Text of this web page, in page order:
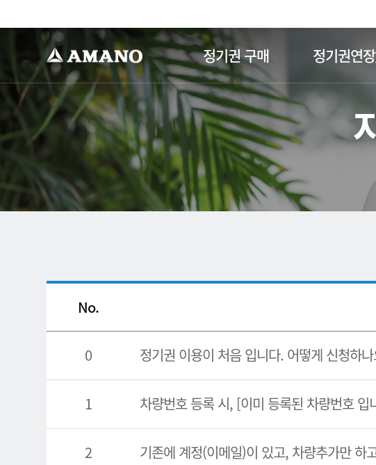
정기권 구매 정기권연
No.
0 정기권 이용이 처음 입니다. 어떻게 신청하
1 차량번호 등록 시, [이미 등록된 차량번호
2 기존에 계정(이메일)이 있고, 차량추가만 하